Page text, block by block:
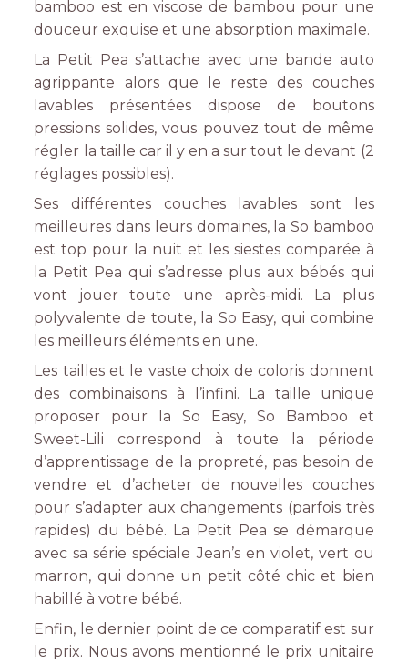
bamboo est en viscose de bambou pour une
douceur exquise et une absorption maximale.
La Petit Pea s’attache avec une bande auto
agrippante alors que le reste des couches
lavables présentées dispose de boutons
pressions solides, vous pouvez tout de même
régler la taille car il y en a sur tout le devant (2
réglages possibles).
Ses différentes couches lavables sont les
meilleures dans leurs domaines, la So bamboo
est top pour la nuit et les siestes comparée à
la Petit Pea qui s’adresse plus aux bébés qui
vont jouer toute une après-midi. La plus
polyvalente de toute, la So Easy, qui combine
les meilleurs éléments en une.
Les tailles et le vaste choix de coloris donnent
des combinaisons à l’infini. La taille unique
proposer pour la So Easy, So Bamboo et
Sweet-Lili correspond à toute la période
d’apprentissage de la propreté, pas besoin de
vendre et d’acheter de nouvelles couches
pour s’adapter aux changements (parfois très
rapides) du bébé. La Petit Pea se démarque
avec sa série spéciale Jean’s en violet, vert ou
marron, qui donne un petit côté chic et bien
habillé à votre bébé.
Enfin, le dernier point de ce comparatif est sur
le prix. Nous avons mentionné le prix unitaire